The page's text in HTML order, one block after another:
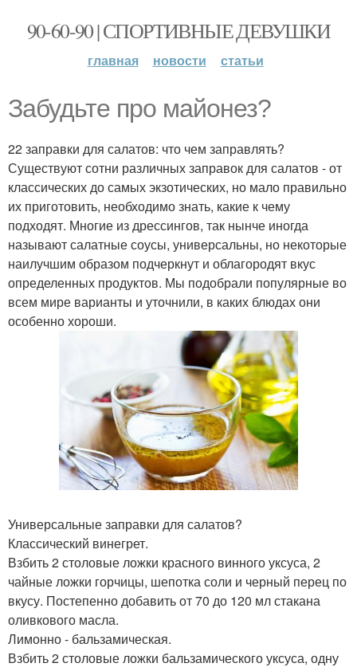
90-60-90 | СПОРТИВНЫЕ ДЕВУШКИ
главная новости статьи
Забудьте про майонез?
22 заправки для салатов: что чем заправлять?
Существуют сотни различных заправок для салатов - от
классических до самых экзотических, но мало правильно
их приготовить, необходимо знать, какие к чему
подходят. Многие из дрессингов, так нынче иногда
называют салатные соусы, универсальны, но некоторые
наилучшим образом подчеркнут и облагородят вкус
определенных продуктов. Мы подобрали популярные во
всем мире варианты и уточнили, в каких блюдах они
особенно хороши.
Универсальные заправки для салатов?
Классический винегрет.
Взбить 2 столовые ложки красного винного уксуса, 2
чайные ложки горчицы, шепотка соли и черный перец по
вкусу. Постепенно добавить от 70 до 120 мл стакана
оливкового масла.
Лимонно - бальзамическая.
Взбить 2 столовые ложки бальзамического уксуса, одну